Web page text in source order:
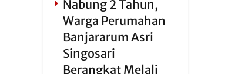
Nabung 2 Tahun,
Warga Perumahan
Banjararum Asri
Singosari
Berangkat Melali